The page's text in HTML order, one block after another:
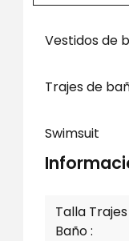
Vestidos de
Trajes de
Swimsuit
Talla
Baño